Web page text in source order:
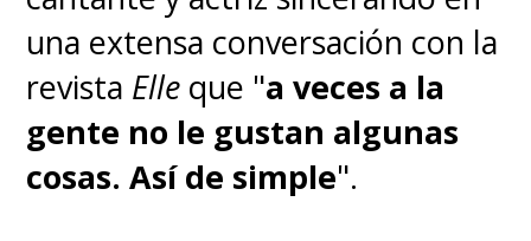
que golpeó fuerte en 2019
generando mucha conversación
y discusión, hasta hoy, y que
terminó obteniendo 11
una extensa conversación con la
revista Elle que "a veces a la
gente no le gustan algunas
cosas. Así de simple".